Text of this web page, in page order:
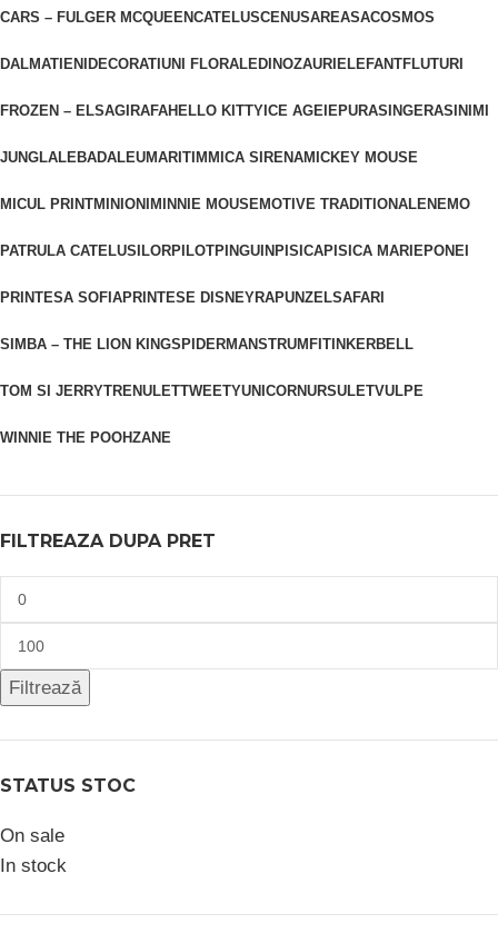
CARS – FULGER MCQUEENCATELUSCENUSAREASACOSMOS
DALMATIENI DECORATIUNI FLORALEDINOZAURI ELEFANTFLUTURI
FROZEN – ELSAGIRAFAHELLO KITTY ICE AGE IEPURAS INGERAS INIMI
JUNGLALEBADALEUMARITIM MICA SIRENAMICKEY MOUSE
MICUL PRINTMINIONI MINNIE MOUSEMOTIVE TRADITIONALENEMO
PATRULA CATELUSILORPILOTPINGUIN PISICAPISICA MARIEPONEI
PRINTESA SOFIAPRINTESE DISNEYRAPUNZELSAFARI
SIMBA – THE LION KINGSPIDERMANSTRUMFI TINKERBELL
TOM SI JERRYTRENULETTWEETYUNICORNURSULETVULPE
WINNIE THE POOHZANE
FILTREAZA DUPA PRET
Filtrează
STATUS STOC
On sale
In stock